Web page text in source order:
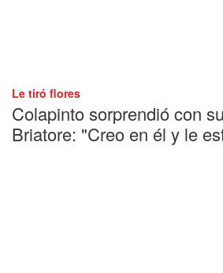
Le tiró flores
Colapinto sorprendió con
Briatore: "Creo en él y le